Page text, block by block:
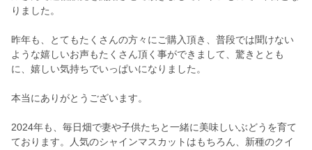
りました。
昨年も、とてもたくさんの方々にご購入頂き、普段では聞けない
ような嬉しいお声もたくさん頂く事ができまして、驚きととも
に、嬉しい気持ちでいっぱいになりました。
本当にありがとうございます。
2024年も、毎日畑で妻や子供たちと一緒に美味しいぶどうを育て
ております。人気のシャインマスカットはもちろん、新種のクイ